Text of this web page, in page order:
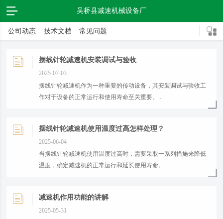
吴桥县减速机械设备厂
公司动态 技术文档 常见问题
摆线针轮减速机安装调试与验收
2025-07-03
​摆线针轮减速机作为一种重要的传动设备，其安装调试与验收工
作对于设备的正常运行和使用寿命至关重要。...
摆线针轮减速机使用温度过高怎样处理？
2025-06-04
​当摆线针轮减速机使用温度过高时，需要采取一系列措施来降低
温度，确定减速机的正常运行和延长使用寿命。...
减速机作用功能的讲解
2025-05-31